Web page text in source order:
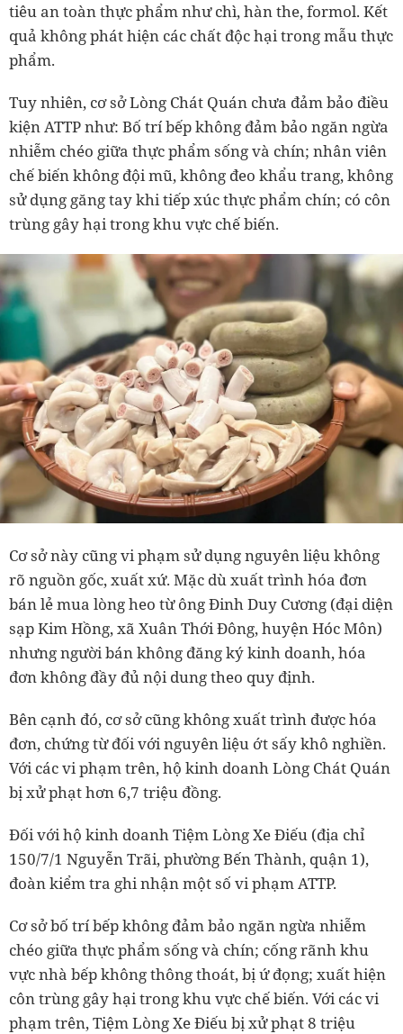
tiêu an toàn thực phẩm như chì, hàn the, formol. Kết
quả không phát hiện các chất độc hại trong mẫu thực
phẩm.
Tuy nhiên, cơ sở Lòng Chát Quán chưa đảm bảo điều
kiện ATTP như: Bố trí bếp không đảm bảo ngăn ngừa
nhiễm chéo giữa thực phẩm sống và chín; nhân viên
chế biến không đội mũ, không đeo khẩu trang, không
sử dụng găng tay khi tiếp xúc thực phẩm chín; có côn
trùng gây hại trong khu vực chế biến.
Cơ sở này cũng vi phạm sử dụng nguyên liệu không
rõ nguồn gốc, xuất xứ. Mặc dù xuất trình hóa đơn
bán lẻ mua lòng heo từ ông Đinh Duy Cương (đại diện
sạp Kim Hồng, xã Xuân Thới Đông, huyện Hóc Môn)
nhưng người bán không đăng ký kinh doanh, hóa
đơn không đầy đủ nội dung theo quy định.
Bên cạnh đó, cơ sở cũng không xuất trình được hóa
đơn, chứng từ đối với nguyên liệu ớt sấy khô nghiền.
Với các vi phạm trên, hộ kinh doanh Lòng Chát Quán
bị xử phạt hơn 6,7 triệu đồng.
Đối với hộ kinh doanh Tiệm Lòng Xe Điếu (địa chỉ
150/7/1 Nguyễn Trãi, phường Bến Thành, quận 1),
đoàn kiểm tra ghi nhận một số vi phạm ATTP.
Cơ sở bố trí bếp không đảm bảo ngăn ngừa nhiễm
chéo giữa thực phẩm sống và chín; cống rãnh khu
vực nhà bếp không thông thoát, bị ứ đọng; xuất hiện
côn trùng gây hại trong khu vực chế biến. Với các vi
phạm trên, Tiệm Lòng Xe Điếu bị xử phạt 8 triệu